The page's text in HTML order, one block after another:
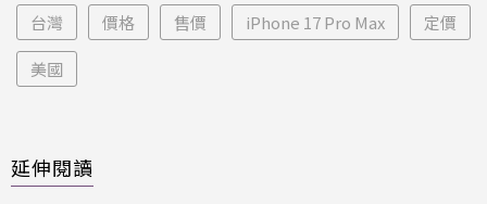
台灣 價格 售價 iPhone 17 Pro Max 定價
美國
延伸閱讀